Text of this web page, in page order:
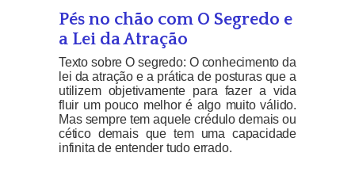
Pés no chão com O Segredo e
a Lei da Atração
Texto sobre O segredo: O conhecimento da
lei da atração e a prática de posturas que a
utilizem objetivamente para fazer a vida
fluir um pouco melhor é algo muito válido.
Mas sempre tem aquele crédulo demais ou
cético demais que tem uma capacidade
infinita de entender tudo errado.